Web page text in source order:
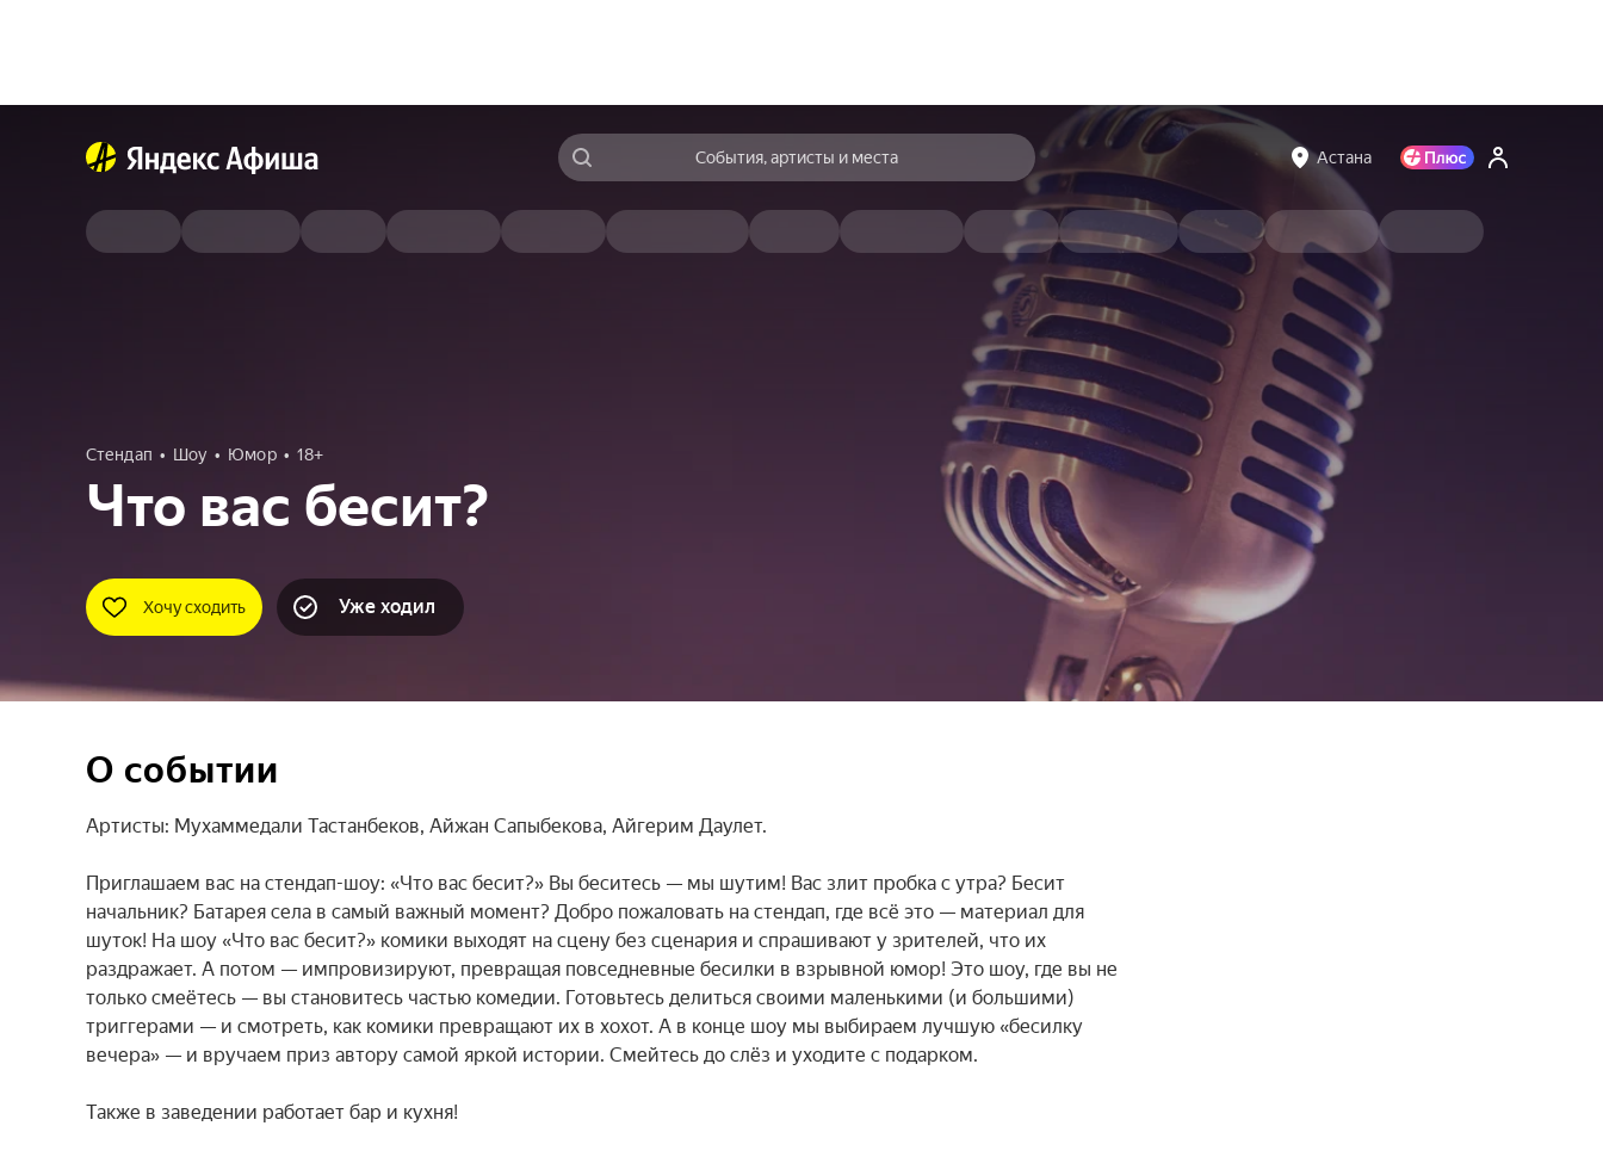
События, артисты и места Астана
Стендап Шоу Юмор 18+
Что вас бесит?
Хочу сходить Уже ходил
О событии
Артисты: Мухаммедали Тастанбеков, Айжан Сапыбекова, Айгерим Даулет.
Приглашаем вас на стендап-шоу: «Что вас бесит?» Вы беситесь — мы шутим! Вас злит пробка с утра? Бесит
начальник? Батарея села в самый важный момент? Добро пожаловать на стендап, где всё это — материал для
шуток! На шоу «Что вас бесит?» комики выходят на сцену без сценария и спрашивают у зрителей, что их
раздражает. А потом — импровизируют, превращая повседневные бесилки в взрывной юмор! Это шоу, где вы не
только смеётесь — вы становитесь частью комедии. Готовьтесь делиться своими маленькими (и большими)
триггерами — и смотреть, как комики превращают их в хохот. А в конце шоу мы выбираем лучшую «бесилку
вечера» — и вручаем приз автору самой яркой истории. Смейтесь до слёз и уходите с подарком.
Также в заведении работает бар и кухня!